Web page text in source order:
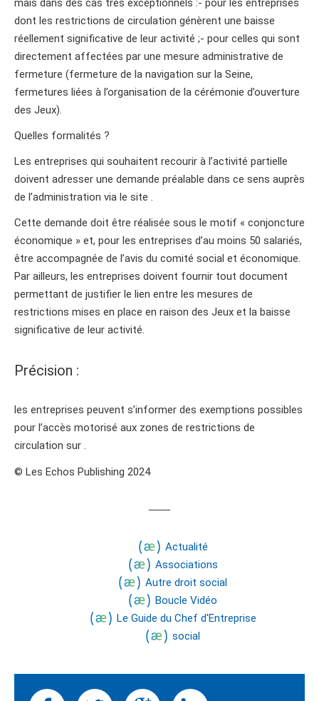
dont les restrictions de circulation génèrent une baisse
réellement significative de leur activité ;- pour celles qui sont
directement affectées par une mesure administrative de
fermeture (fermeture de la navigation sur la Seine,
fermetures liées à l’organisation de la cérémonie d’ouverture
des Jeux).
Quelles formalités ?
Les entreprises qui souhaitent recourir à l’activité partielle
doivent adresser une demande préalable dans ce sens auprès
de l’administration via le site .
Cette demande doit être réalisée sous le motif « conjoncture
économique » et, pour les entreprises d’au moins 50 salariés,
être accompagnée de l’avis du comité social et économique.
Par ailleurs, les entreprises doivent fournir tout document
permettant de justifier le lien entre les mesures de
restrictions mises en place en raison des Jeux et la baisse
significative de leur activité.
Précision :
les entreprises peuvent s’informer des exemptions possibles
pour l’accès motorisé aux zones de restrictions de
circulation sur .
© Les Echos Publishing 2024
Actualité
Associations
Autre droit social
Boucle Vidéo
Le Guide du Chef d'Entreprise
social